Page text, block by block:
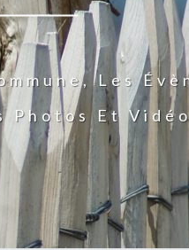
Les
Photos Et